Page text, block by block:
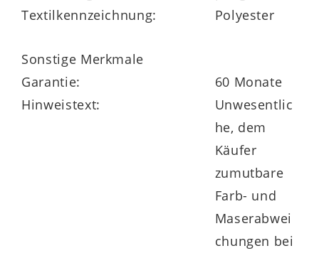
Interliving Matratze Medikontur 1910 auch
Boxspringbetten oder klassische
Bettgestelle.
ideale Partnermatratze zur
Interliving Matratze Medikontur 1911
überzeugt sie durch die identische
Steppung und Matratzenhöhe, was
besonders bei Doppelbetten ein
Textilkennzeichnung:
Polyester
Sonstige Merkmale
Garantie:
60 Monate
Hinweistext:
Unwesentlic
he, dem
Käufer
zumutbare
Farb- und
Maserabwei
chungen bei